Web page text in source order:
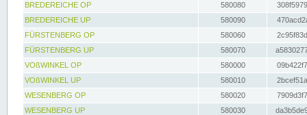
BREDEREICHE OP
580080
BREDEREICHE UP
580090
FÜRSTENBERG OP
580060
FÜRSTENBERG UP
580070
VOßWINKEL OP
580000
VOßWINKEL UP
580010
WESENBERG OP
580020
WESENBERG UP
580030